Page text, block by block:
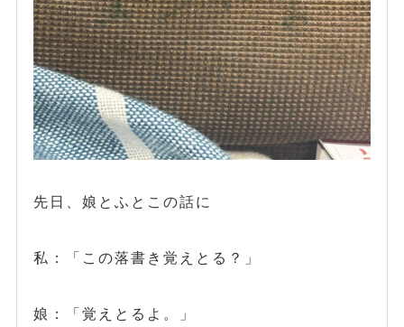
先日、娘とふとこの話に
私：「この落書き覚えとる？」
娘：「覚えとるよ。」